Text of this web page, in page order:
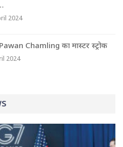
2024
Chamling का मास्‍टर स्‍ट्रोक
2024